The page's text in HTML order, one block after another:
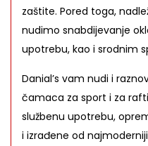
zaštite. Pored toga,
nudimo snabdijevanje
upotrebu, kao i srodnim
Danial’s vam nudi i
čamaca za sport i za
službenu upotrebu,
i izrađene od